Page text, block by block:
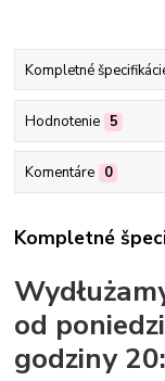
Kompletné
Hodnotenie 5
Komentáre 0
Kompletné
od
godziny